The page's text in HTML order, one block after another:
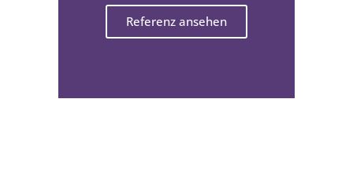
Referenz ansehen